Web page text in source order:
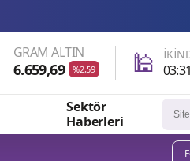
2026-
GRAM ALTIN
6.659,69 %2,59 🕌
Sektör
Haberleri